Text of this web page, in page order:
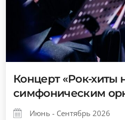
Концерт «Рок-хиты
симфоническим
Июнь - Сентябрь 2026